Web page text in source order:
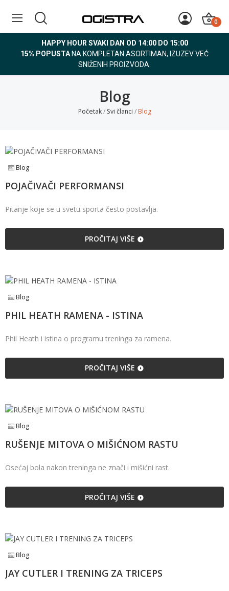
0
HAPPY HOUR SVAKI DAN OD 14:00 DO 15:00
15% POPUSTA NA KOMPLETAN ASORTIMAN, IZUZEV VEĆ
SNIŽENIH PROIZVODA.
Blog
Početak Svi članci Blog
Blog
POJAČIVAČI PERFORMANSI
Pitanje koje se u svetu sporta često postavlja.
PROČITAJ VIŠE
Blog
PHIL HEATH RAMENA - ISTINA
Phil Heath i istina o programu treninga za ramena.
PROČITAJ VIŠE
Blog
RUŠENJE MITOVA O MIŠIĆNOM RASTU
Osećaj bola nakon treninga ne znači i mišićni rast.
PROČITAJ VIŠE
Blog
JAY CUTLER I TRENING ZA TRICEPS